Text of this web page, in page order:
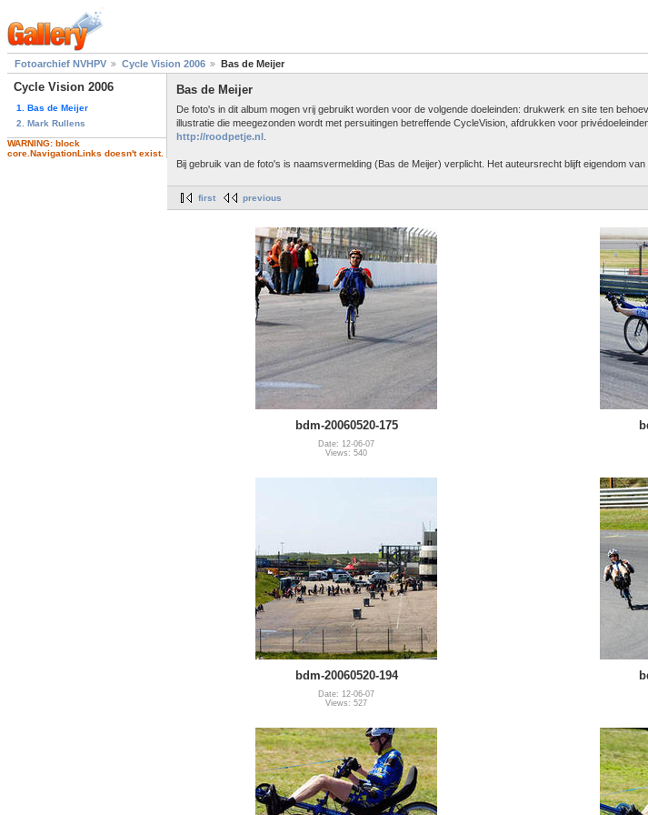
Fotoarchief NVHPV Cycle Vision 2006 Bas de Meijer
Cycle Vision 2006
1. Bas de Meijer
2. Mark Rullens
WARNING: block
core.NavigationLinks doesn't exist.
Bas de Meijer
De foto's in dit album mogen vrij gebruikt worden voor de volgende doeleinden: drukwerk en site ten
illustratie die meegezonden wordt met persuitingen betreffende CycleVision, afdrukken voor
http://roodpetje.nl
Bij gebruik van de foto's is naamsvermelding (Bas de Meijer) verplicht. Het auteursrecht blijft eigendom van
first previous
bdm-20060520-175
Date: 12-06-07
Views: 540
bdm-20060520-194
Date: 12-06-07
Views: 527